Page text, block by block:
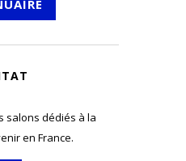
salons dédiés à la
en France.